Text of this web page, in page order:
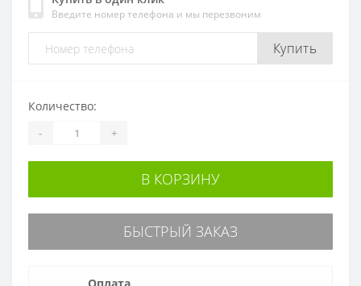
Введите номер телефона и мы перезвоним
Купить
Количество:
- +
В КОРЗИНУ
БЫСТРЫЙ ЗАКАЗ